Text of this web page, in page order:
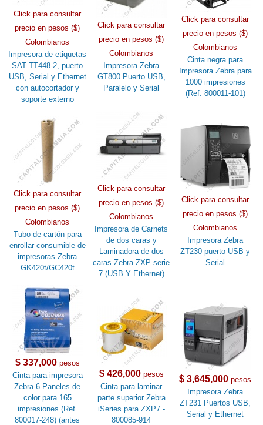
Click para consultar
precio en pesos ($)
Colombianos
Impresora de etiquetas
SAT TT448-2, puerto
USB, Serial y Ethernet
con autocortador y
soporte externo
Click para consultar
precio en pesos ($)
Colombianos
Impresora Zebra
GT800 Puerto USB,
Paralelo y Serial
Click para consultar
precio en pesos ($)
Colombianos
Cinta negra para
Impresora Zebra para
1000 impresiones
(Ref. 800011-101)
Click para consultar
precio en pesos ($)
Colombianos
Tubo de cartón para
enrollar consumible de
impresoras Zebra
GK420t/GC420t
Click para consultar
precio en pesos ($)
Colombianos
Impresora de Carnets
de dos caras y
Laminadora de dos
caras Zebra ZXP serie
7 (USB Y Ethernet)
Click para consultar
precio en pesos ($)
Colombianos
Impresora Zebra
ZT230 puerto USB y
Serial
$ 337,000pesos
Cinta para impresora
Zebra 6 Paneles de
color para 165
impresiones (Ref.
800017-248) (antes
$ 426,000pesos
Cinta para laminar
parte superior Zebra
iSeries para ZXP7 -
800085-914
$ 3,645,000 pesos
Impresora Zebra
ZT231 Puertos USB,
Serial y Ethernet